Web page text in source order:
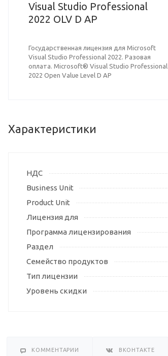
Visual Studio Professional
2022 OLV D AP
Государственная лицензия для Microsoft
Visual Studio Professional 2022. Разовая
оплата. Microsoft® Visual Studio Professional
2022 Open Value Level D AP
Характеристики
НДС
Business Unit
Product Unit
Лицензия для
Программа лицензирования
Раздел
Семейство продуктов
Тип лицензии
Уровень скидки
КОММЕНТАРИИ ВКОНТАКТЕ